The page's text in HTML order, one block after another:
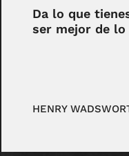
Da lo que
ser mejor de lo
HENRY